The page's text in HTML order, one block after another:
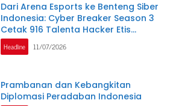
Dari Arena Esports ke Benteng Siber
Indonesia: Cyber Breaker Season 3
Cetak 916 Talenta Hacker Etis
Penjaga Negeri
Headline 11/07/2026
Prambanan dan Kebangkitan
Diplomasi Peradaban Indonesia